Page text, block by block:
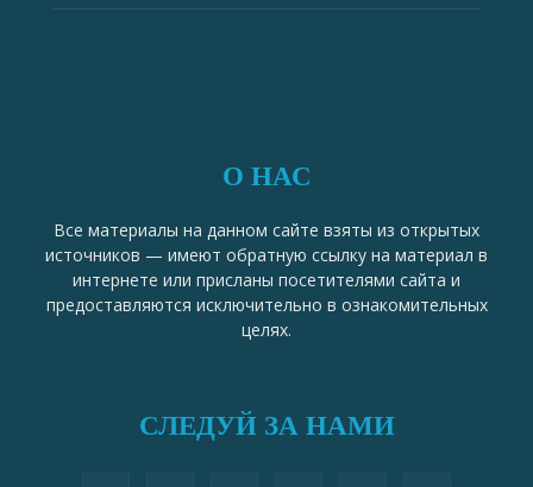
О НАС
Все материалы на данном сайте взяты из открытых
источников — имеют обратную ссылку на материал в
интернете или присланы посетителями сайта и
предоставляются исключительно в ознакомительных
целях.
СЛЕДУЙ ЗА НАМИ